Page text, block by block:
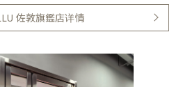
佐敦旗鑑店详情